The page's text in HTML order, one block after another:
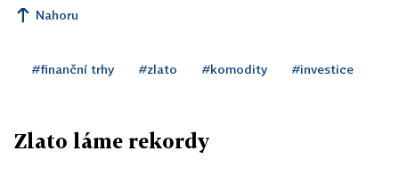
Nahoru
#finanční trhy #zlato #komodity #investice
Zlato láme rekordy